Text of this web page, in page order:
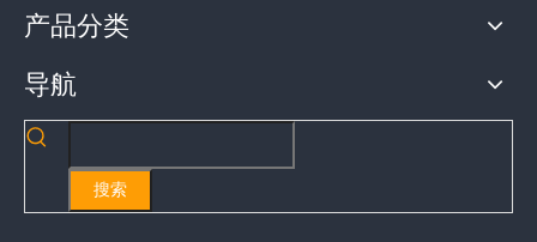
产品分类
导航
搜索